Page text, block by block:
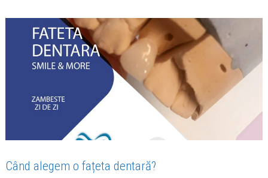
Când alegem o fațeta dentară?